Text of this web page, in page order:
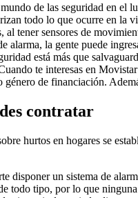
de las seguridad en el
todo lo que ocurre en la
al tener sensores de
alarma, la gente puede
está más que
te interesas en
de financiación.
contratar
hurtos en hogares se
disponer un sistema de
todo tipo, por lo que